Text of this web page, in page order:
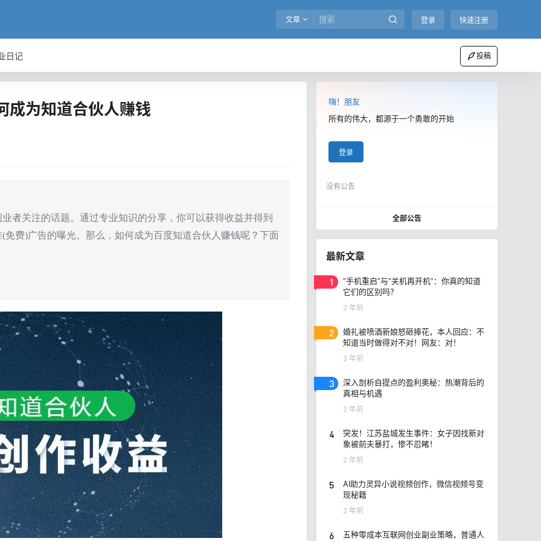
文章 登录 快速注册
日记 投稿
成为知道合伙人赚钱
者关注的话题。通过专业知识的分享，你可以获得收益并得到
费)广告的曝光。那么，如何成为百度知道合伙人赚钱呢？下面
嗨！朋友
所有的伟大，都源于一个勇敢的开始
登录
没有公告
全部公告
最新文章
1
“手机重启”与“关机再开机”：你真的知道
它们的区别吗？
2 年前
2
婚礼被喷酒新娘怒砸捧花，本人回应：不
知道当时做得对不对！网友：对！
2 年前
3
深入剖析自提点的盈利奥秘：热潮背后的
真相与机遇
2 年前
4
突发！江苏盐城发生事件：女子因找新对
象被前夫暴打，惨不忍睹！
2 年前
5
AI助力灵异小说视频创作，微信视频号变
现秘籍
2 年前
6
五种零成本互联网创业副业策略，普通人